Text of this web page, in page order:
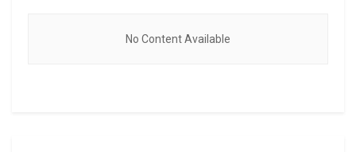
No Content Available